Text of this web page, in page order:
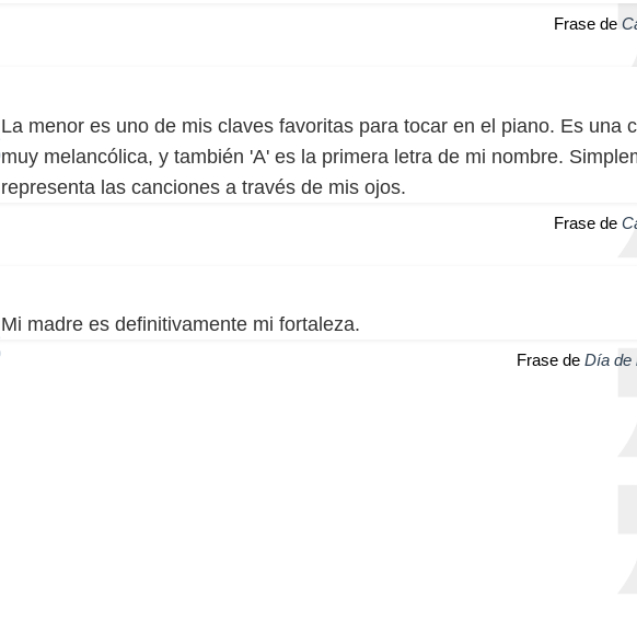
Frase de
La menor es uno de mis claves favoritas para tocar en el piano. Es una
muy melancólica, y también 'A' es la primera letra de mi nombre.
representa las canciones a través de mis ojos.
Frase de
Mi madre es definitivamente mi fortaleza.
Frase de Día de